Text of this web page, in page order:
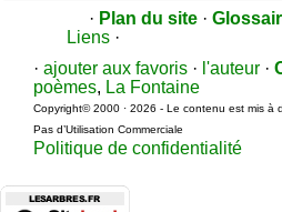
· Plan du site ·
Liens ·
· ajouter aux favoris · l'auteur ·
poèmes, La Fontaine
Copyright© 2000 · 2026 - Le contenu est mis à
Pas d’Utilisation Commerciale
Politique de confidentialité